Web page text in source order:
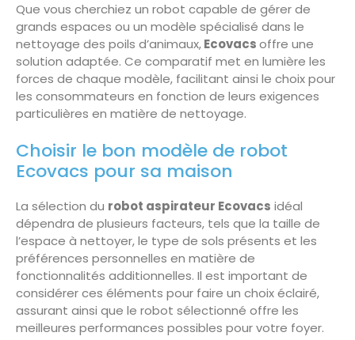
Que vous cherchiez un robot capable de gérer de
grands espaces ou un modèle spécialisé dans le
nettoyage des poils d’animaux,Ecovacsoffre une
solution adaptée. Ce comparatif met en lumière les
forces de chaque modèle, facilitant ainsi le choix pour
les consommateurs en fonction de leurs exigences
particulières en matière de nettoyage.
Choisir le bon modèle de robot
Ecovacs pour sa maison
La sélection du robot aspirateur Ecovacs idéal
dépendra de plusieurs facteurs, tels que la taille de
l’espace à nettoyer, le type de sols présents et les
préférences personnelles en matière de
fonctionnalités additionnelles. Il est important de
considérer ces éléments pour faire un choix éclairé,
assurant ainsi que le robot sélectionné offre les
meilleures performances possibles pour votre foyer.